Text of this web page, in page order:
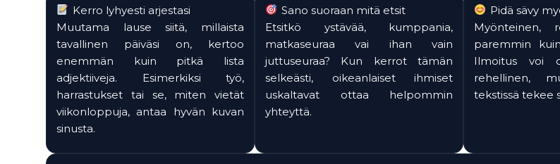
Kerro lyhyesti arjestasi
Muutama lause siitä, millaista
tavallinen päiväsi on, kertoo
enemmän kuin pitkä lista
adjektiiveja. Esimerkiksi työ,
harrastukset tai se, miten vietät
viikonloppuja, antaa hyvän kuvan
sinusta.
Sano suoraan mitä etsit
Etsitkö ystävää, kumppania,
matkaseuraa vai ihan vain
juttuseuraa? Kun kerrot tämän
selkeästi, oikeanlaiset ihmiset
uskaltavat ottaa helpommin
yhteyttä.
Pidä sävy
Myönteinen,
paremmin
Ilmoitus voi
rehellinen,
tekstissä tekee